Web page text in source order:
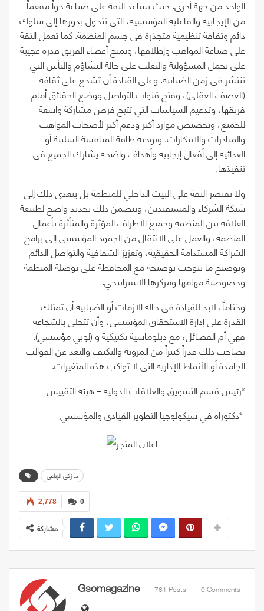
الواحد من جهة أخرى. حيث تساعد الثقة على صناعة جواً مفعماً
من الإيجابية والفاعلية المؤسسية، التي تتحول بدورها إلى سلوك
دائم وثقافة تنظيمية متجذرة في جسم المنظمة. كما تعمل الثقة
على صناعة المواهب وإطلاقها، وتمنح أعضاء الفريق قدرة عجيبة
على تحمل المسؤولية والتغلب على حالة التشاؤم واليأس التي
تنتشر في زمن الضبابية. وعلى القيادة أن تشجع على ثقافة
(العصف العقلي)، وفتح قنوات التواصل ووضع الحقائق أمام
فريقها، وتدعيم السياسات التي تتيح فرص مشاركة واسعة
للجميع، وتخصيص موارد أكثر ودعم أكبر لأصحاب المواهب
والمبادرات والابتكارات. وتوجيه طاقة المنافسة السلبية أو
العدائية إلى أفعال إيجابية وأهداف واضحة يشارك الجميع في
تنفيذها.
ولا تقتصر الثقة على البيت الداخلي للمنظمة بل يتعدى ذلك إلى
شبكة الشركاء والمستفيدين، ويتضمن ذلك تحديد واضح لطبيعة
العلاقة بين المنظمة وجميع الأطراف المؤثرة والمتأثرة بأعمال
المنظمة، والعمل على الانتقال من الجمود المؤسسي إلى برامج
الشراكة المستدامة الحقيقية، وتعزيز الشفافية والتواصل الدائم
وتوضيح ما يتوجب توضيحه مع المحافظة على بوصلة المنظمة
وخصوصية مهامها ومركزها الاستراتيجي.
وختاماً، لابد للقيادة في حالة الازمات أو الضبابية أن تمتلك
القدرة على إدارة الاستحقاق المؤسسي، وأن تتحلى بالشجاعة
فهي أم الفضائل، مع دبلوماسية تكتيكية و(لوبي مؤسسي)
.
يصاحب ذلك قدراً كبيراً من المرونة والتكيف والبعد عن القوالب
الجامدة أو الأنماط الإدارية التي لا تواكب هذه المتغيرات.
‭*‬رئيس‭ ‬قسم‭ ‬التسويق‭ ‬والعلاقات‭ ‬الدولية‭ – ‬هيئة‭ ‬التقييس
‭* ‬دكتوراه‭ ‬في‭ ‬سيكولوجيا‭ ‬التطوير‭ ‬القيادي‭ ‬والمؤسسي
د. زكي الرباعي
0
2,778
مشاركة
Gsomagazine 761 Posts 0 Comments